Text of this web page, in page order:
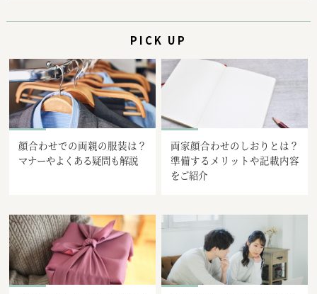
PICK UP
顔合わせでの両親の服装は？
マナーやよくある疑問も解説
両家顔合わせのしおりとは？
準備するメリットや記載内容
をご紹介